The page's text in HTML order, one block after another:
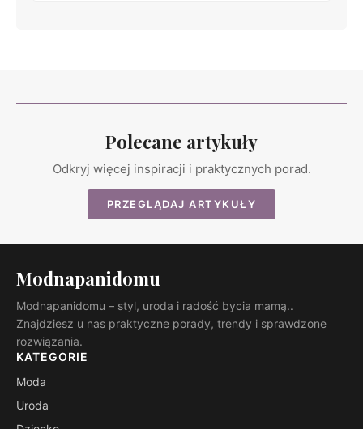
Polecane artykuły
Odkryj więcej inspiracji i praktycznych porad.
PRZEGLĄDAJ ARTYKUŁY
Modnapanidomu
Modnapanidomu – styl, uroda i radość bycia mamą..
Znajdziesz u nas praktyczne porady, trendy i sprawdzone
rozwiązania.
KATEGORIE
Moda
Uroda